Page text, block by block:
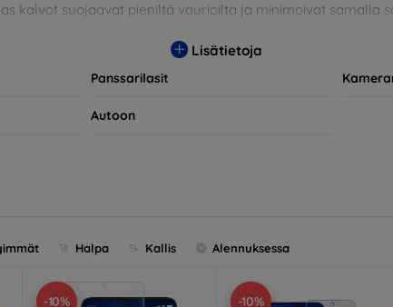
kalvot suojaavat pieniltä vaurioilta ja minimoivat samalla
merkkien ja mallien kanssa, mikä takaa, että jokainen
Lisätietoja
Panssarilasit
Autoon
Halpa Kallis Alennuksessa
-10% -10%